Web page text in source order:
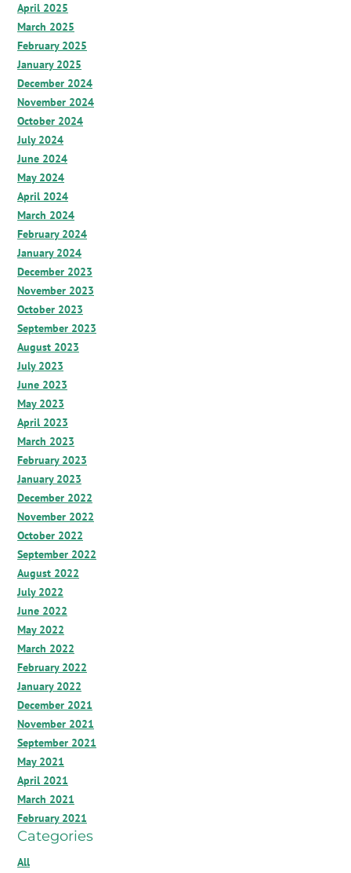
April 2025
March 2025
February 2025
January 2025
December 2024
November 2024
October 2024
July 2024
June 2024
May 2024
April 2024
March 2024
February 2024
January 2024
December 2023
November 2023
October 2023
September 2023
August 2023
July 2023
June 2023
May 2023
April 2023
March 2023
February 2023
January 2023
December 2022
November 2022
October 2022
September 2022
August 2022
July 2022
June 2022
May 2022
March 2022
February 2022
January 2022
December 2021
November 2021
September 2021
May 2021
April 2021
March 2021
February 2021
Categories
All